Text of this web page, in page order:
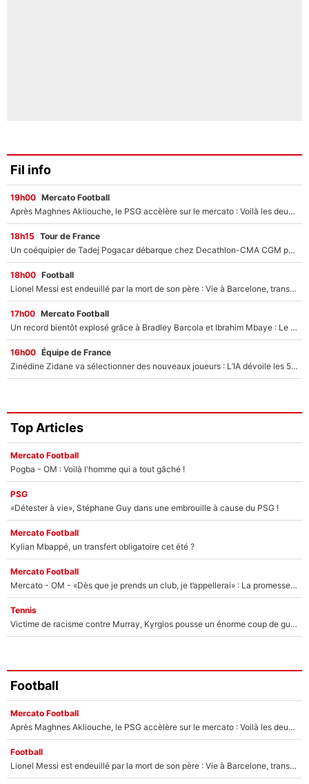
Fil info
19h00 Mercato Football
Après Maghnes Akliouche, le PSG accèlère sur le mercato : Voilà les deux nouvelles recrues qui vont signer la semaine prochaine ?
18h15 Tour de France
Un coéquipier de Tadej Pogacar débarque chez Decathlon-CMA CGM pour épauler Paul Seixas : «Mes meilleures années sont à venir»
18h00 Football
Lionel Messi est endeuillé par la mort de son père : Vie à Barcelone, transfert au PSG... voilà comment Jorge Messi a joué un rôle essentiel dans sa carrière !
17h00 Mercato Football
Un record bientôt explosé grâce à Bradley Barcola et Ibrahim Mbaye : Le PSG sur le point de réaliser un mercato historique ?
16h00 Équipe de France
Zinédine Zidane va sélectionner des nouveaux joueurs : L’IA dévoile les 5 cracks qui pourraient rapidement le rejoindre en équipe de France !
Top Articles
Mercato Football
Pogba - OM : Voilà l'homme qui a tout gâché !
PSG
«Détester à vie», Stéphane Guy dans une embrouille à cause du PSG !
Mercato Football
Kylian Mbappé, un transfert obligatoire cet été ?
Mercato Football
Mercato - OM - «Dès que je prends un club, je t’appellerai» : La promesse de Marcelino au moment de claquer la porte
Tennis
Victime de racisme contre Murray, Kyrgios pousse un énorme coup de gueule !
Football
Mercato Football
Après Maghnes Akliouche, le PSG accèlère sur le mercato : Voilà les deux nouvelles recrues qui vont signer la semaine prochaine ?
Football
Lionel Messi est endeuillé par la mort de son père : Vie à Barcelone, transfert au PSG... voilà comment Jorge Messi a joué un rôle essentiel dans sa carrière !